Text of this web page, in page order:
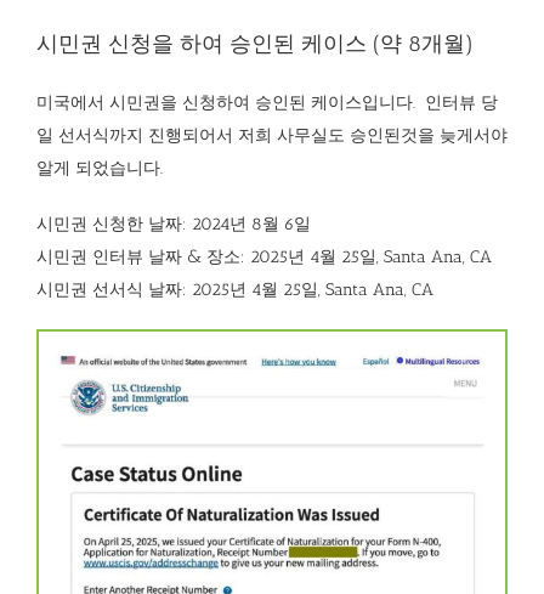
시민권 신청을 하여 승인된 케이스 (약 8개월)
미국에서 시민권을 신청하여 승인된 케이스입니다. 인터뷰 당
일 선서식까지 진행되어서 저희 사무실도 승인된것을 늦게서야
알게 되었습니다.
시민권 신청한 날짜: 2024년 8월 6일
시민권 인터뷰 날짜 & 장소: 2025년 4월 25일, Santa Ana, CA
시민권 선서식 날짜: 2025년 4월 25일, Santa Ana, CA